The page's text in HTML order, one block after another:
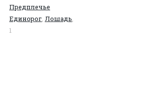
Предплечье
Единорог, Лошадь,
1